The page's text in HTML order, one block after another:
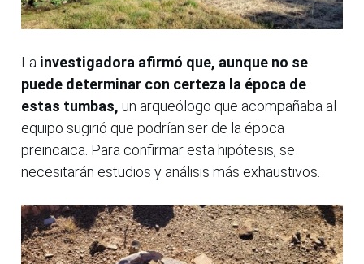
La investigadora afirmó que, aunque no se
puede determinar con certeza la época de
estas tumbas, un arqueólogo que acompañaba al
equipo sugirió que podrían ser de la época
preincaica. Para confirmar esta hipótesis, se
necesitarán estudios y análisis más exhaustivos.